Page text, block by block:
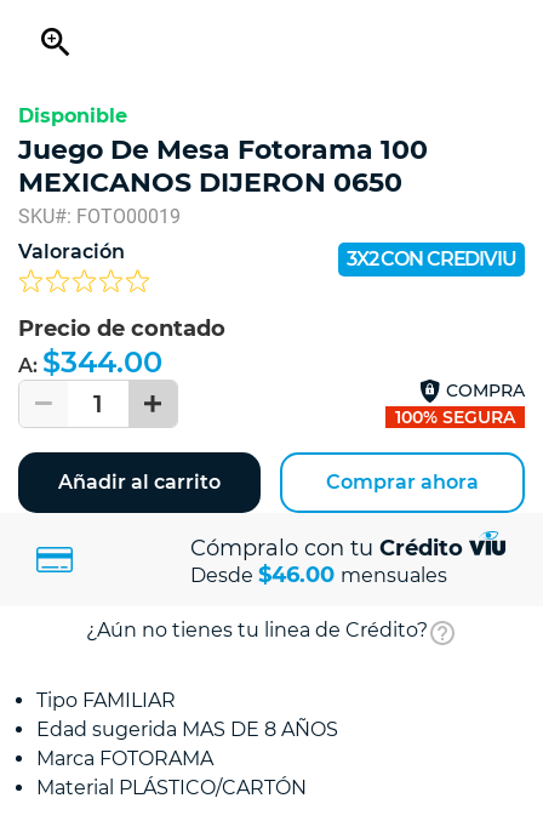
zoom_in
Disponible
Juego De Mesa Fotorama 100
MEXICANOS DIJERON 0650
SKU#: FOTO00019
Valoración
Precio de contado
A: $344.00
1
3X2 CON CREDIVIU
COMPRA
100% SEGURA
Añadir al carrito Comprar ahora
Cómpralo con tu Crédito
Desde $46.00 mensuales
¿Aún no tienes tu linea de Crédito?
Tipo FAMILIAR
Edad sugerida MAS DE 8 AÑOS
Marca FOTORAMA
Material PLÁSTICO/CARTÓN